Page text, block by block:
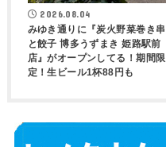
2026.08.04
みゆき通りに『炭火野菜巻き串
と餃子 博多うずまき 姫路駅前
店』がオープンしてる！期間限
定！生ビール1杯88円も